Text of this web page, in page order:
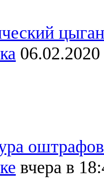
06.02.2020
вчера в